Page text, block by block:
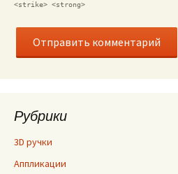
<strike> <strong>
Рубрики
3D ручки
Аппликации